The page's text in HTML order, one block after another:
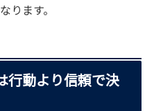
ります。
行動より信頼で決